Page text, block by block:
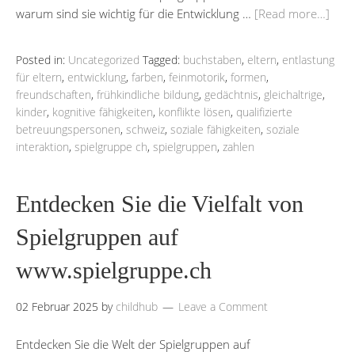
warum sind sie wichtig für die Entwicklung … [Read more…]
Posted in: Uncategorized Tagged: buchstaben, eltern, entlastung
für eltern, entwicklung, farben, feinmotorik, formen,
freundschaften, frühkindliche bildung, gedächtnis, gleichaltrige,
kinder, kognitive fähigkeiten, konflikte lösen, qualifizierte
betreuungspersonen, schweiz, soziale fähigkeiten, soziale
interaktion, spielgruppe ch, spielgruppen, zahlen
Entdecken Sie die Vielfalt von
Spielgruppen auf
www.spielgruppe.ch
02 Februar 2025 by childhub Leave a Comment
Entdecken Sie die Welt der Spielgruppen auf